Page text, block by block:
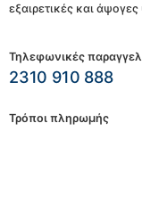
εξαιρετικές και
Τηλεφωνικές
2310 910 888
Τρόποι πληρωμής